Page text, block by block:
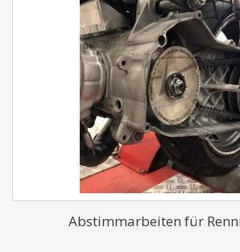
Abstimmarbeiten für